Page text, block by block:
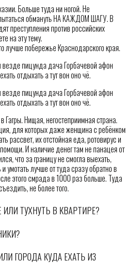
Больше туда ни ногой. Не
обмануть НА КАЖДОМ ШАГУ. В
преступления против российских
на эту тему.
лучше побережье Краснодарского края.
везде пицунда дача Горбачевой афон
отдыхать а тут вон оно чё.
везде пицунда дача Горбачевой афон
отдыхать а тут вон оно чё.
Гагры. Нищая, негостеприимная страна.
для которых даже женщина с ребёнком
рассвет, их отстойная еда, ротовирус и
И наличие денег там не панацея от
что за границу не смогла выехать,
умотать лучше от туда сразу обратно в
этого смрада в 1000 раз больше. Туда
не более того.
ТУХНУТЬ В КВАРТИРЕ?
ГОРОДА КУДА ЕХАТЬ ИЗ